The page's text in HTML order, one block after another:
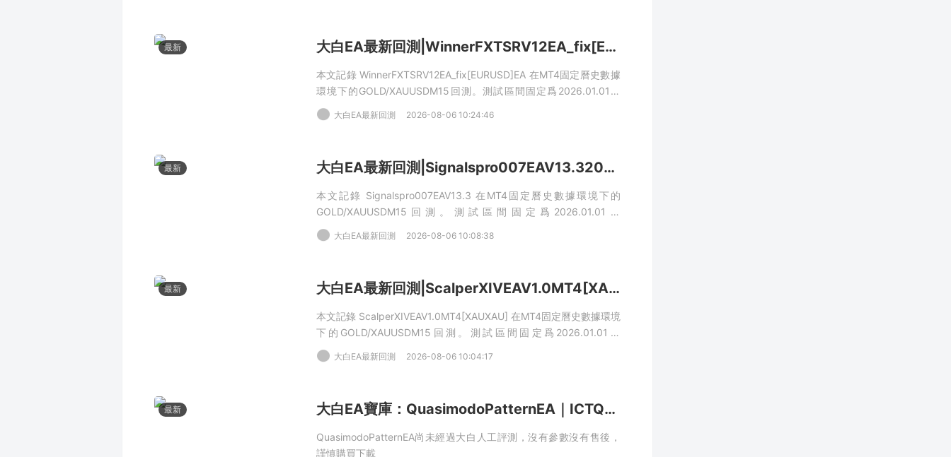
最新 大白EA最新回測|WinnerFXTSRV12EA_fix[EURUSD]EA2026年回測虧損9,449.18USD，勝率57.35%
本文記錄 WinnerFXTSRV12EA_fix[EURUSD]EA 在MT4固定曆史數據
環境下的GOLD/XAUUSDM15回測。測試區間固定爲2026.01.01到
2026.06.01，初始資金10000USD，杠杆100，點差50，模型爲
Everytick，不啓用優化。本次樣本産生明确交易，但淨利潤
大白EA最新回測 2026-08-06 10:24:46
最新 大白EA最新回測|Signalspro007EAV13.32026年回測虧損9,275.70USD，勝率83.51%
本文記錄 Signalspro007EAV13.3 在MT4固定曆史數據環境下的
GOLD/XAUUSDM15回測。測試區間固定爲2026.01.01到
2026.06.01，初始資金10000USD，杠杆100，點差50，模型爲
Everytick，不啓用優化。本次樣本産生明确交易，但淨利潤
大白EA最新回測 2026-08-06 10:08:38
最新 大白EA最新回測|ScalperXIVEAV1.0MT4[XAUXAU]2026年回測利潤達248,269,934.32USD，勝率80.73%
本文記錄 ScalperXIVEAV1.0MT4[XAUXAU] 在MT4固定曆史數據環境
下的GOLD/XAUUSDM15回測。測試區間固定爲2026.01.01到
2026.06.01，初始資金10000USD，杠杆100，點差50，模型爲
Everytick，不啓用優化。本次樣本産生明确交易，淨利
大白EA最新回測 2026-08-06 10:04:17
最新 大白EA寶庫：QuasimodoPatternEA｜ICTQM反轉形态自動化交易系統，自動識别BOS結構，ATR動态止損波段機器人MT5EA
QuasimodoPatternEA尚未經過大白人工評測，沒有參數沒有售後，
謹慎購買下載